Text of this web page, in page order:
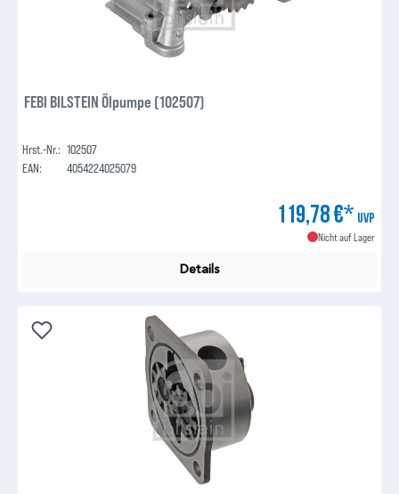
FEBI BILSTEIN Ölpumpe (102507)
Hrst.-Nr.: 102507
EAN:
4054224025079
119,78 €* UVP
Nicht auf Lager
Details